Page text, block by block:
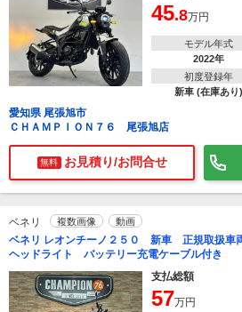
45.8万円
モデル年式
2022年
初度登録年
新車 (在庫あり)
愛知県 尾張旭市
ＣＨＡＭＰＩＯＮ７６ 尾張旭店
無料 お見積り/お問合せ
ベネリ 複数画像 動画
ベネリ レオンチーノ２５０ 新車 正規取扱車
ヘッドライト バッテリー充電ケーブル付き
支払総額
57万円